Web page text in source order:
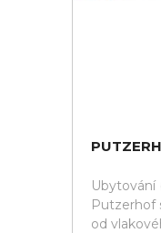
Ubytování
Putzerhof
od